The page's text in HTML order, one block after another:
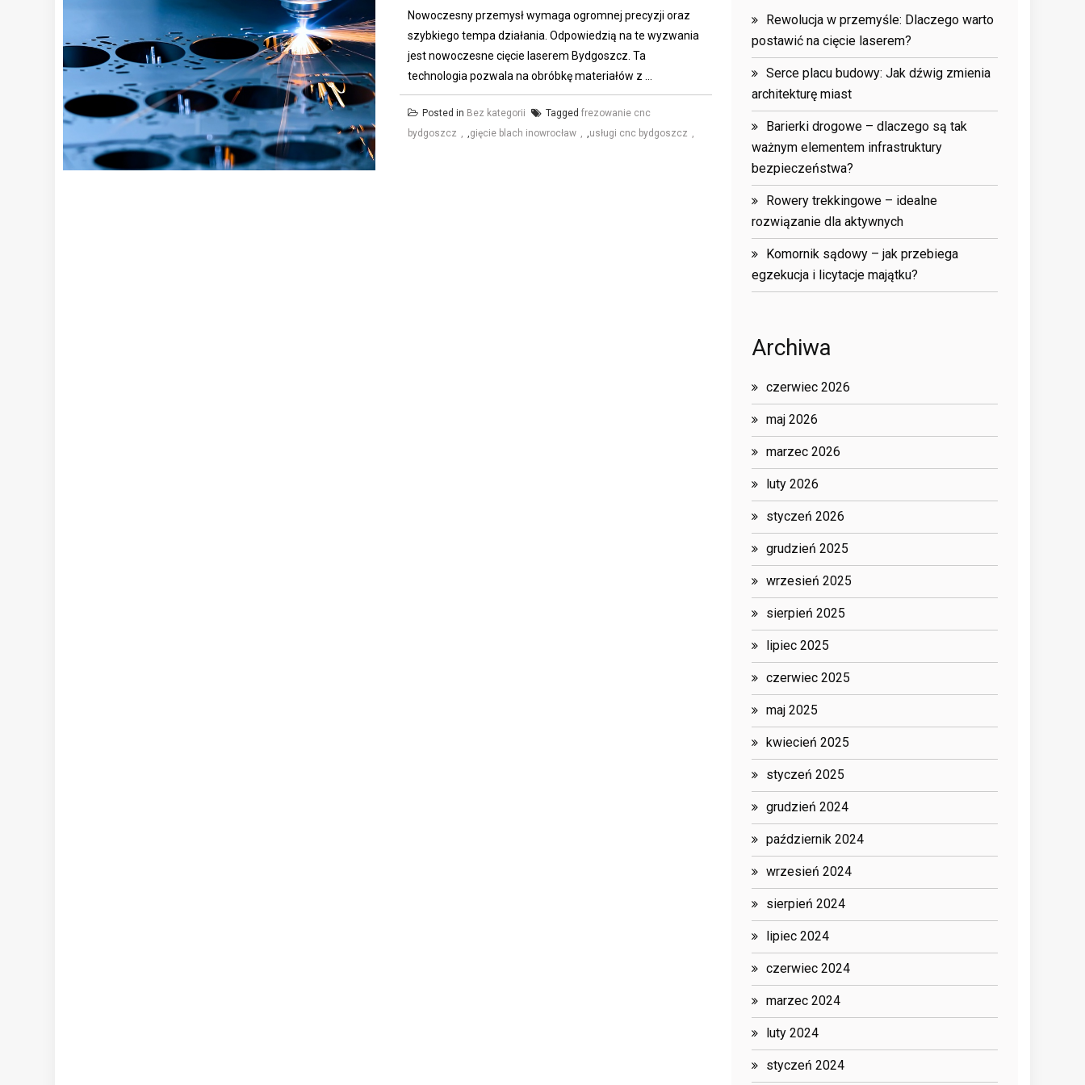
Nowoczesny przemysł wymaga ogromnej precyzji oraz
szybkiego tempa działania. Odpowiedzią na te wyzwania
jest nowoczesne cięcie laserem Bydgoszcz. Ta
technologia pozwala na obróbkę materiałów z ...
Posted in Bez kategorii Taggedfrezowanie cnc
bydgoszcz
,gięcie blach inowrocław ,usługi cnc bydgoszcz
Rewolucja w przemyśle: Dlaczego warto
postawić na cięcie laserem?
Serce placu budowy: Jak dźwig zmienia
architekturę miast
Barierki drogowe – dlaczego są tak
ważnym elementem infrastruktury
bezpieczeństwa?
Rowery trekkingowe – idealne
rozwiązanie dla aktywnych
Komornik sądowy – jak przebiega
egzekucja i licytacje majątku?
Archiwa
czerwiec 2026
maj 2026
marzec 2026
luty 2026
styczeń 2026
grudzień 2025
wrzesień 2025
sierpień 2025
lipiec 2025
czerwiec 2025
maj 2025
kwiecień 2025
styczeń 2025
grudzień 2024
październik 2024
wrzesień 2024
sierpień 2024
lipiec 2024
czerwiec 2024
marzec 2024
luty 2024
styczeń 2024